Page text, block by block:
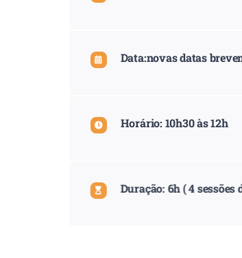
Data:novas datas
Horário: 10h30 às 12h
Duração: 6h ( 4 sessões